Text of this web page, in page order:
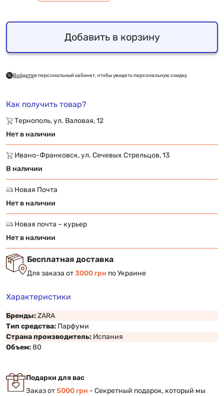
Добавить в корзину
Войдитев персональный кабинет, чтобы увидеть персональную скидку
Как получить товар?
Тернополь, ул. Валовая, 12
Нет в наличии
Ивано-Франковск, ул. Сечевых Стрельцов, 13
В наличии
Новая Почта
Нет в наличии
Новая почта – курьер
Нет в наличии
Бесплатная доставка
Для заказа от3000 грн по Украине
Характеристики
Бренды:ZARA
Тип средства: Парфуми
Страна производитель: Испания
Объем:80
Подарки для вас
Заказ от5000 грн - Секретный подарок, который мы